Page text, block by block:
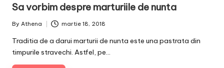
Sa vorbim despre marturiile de nunta
Posted
by
By Athena martie 18, 2018
Traditia de a darui marturii de nunta este una pastrata din
timpurile stravechi. Astfel, pe…